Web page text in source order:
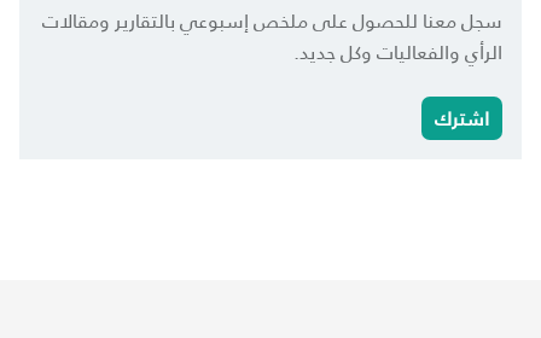
سجل معنا للحصول على ملخص إسبوعي بالتقارير ومقالات
الرأي والفعاليات وكل جديد.
اشترك